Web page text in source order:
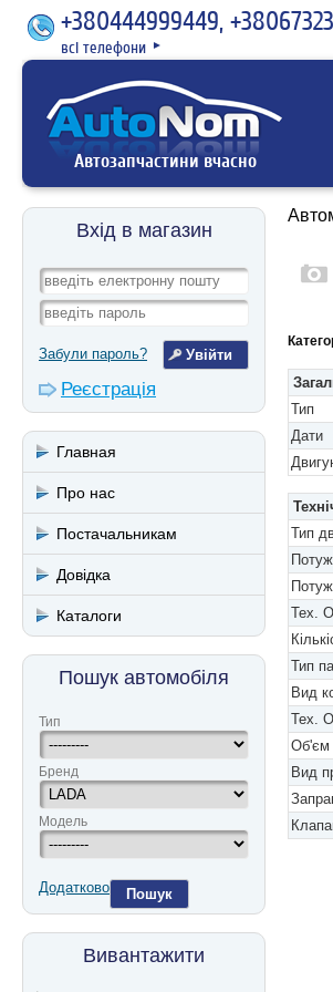
+380444999449,
всі телефони ►
Автозапчастини вчасно
Вхід в магазин
Забули пароль?
Реєстрація
Главная
Про нас
Постачальникам
Довідка
Каталоги
Пошук автомобіля
Тип
Бренд
Модель
Додатково Пошук
Вивантажити
Тип
Дати
Тип
Тех.
Тип
Вид
Тех.
Об'єм
Вид